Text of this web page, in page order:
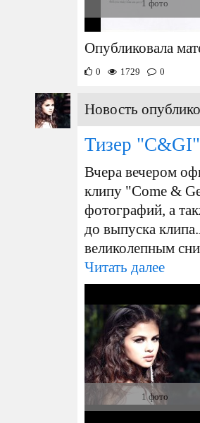
1 фото
Опубликовала
0 1729 0
Новость
Тизер
Вчера вечером
клипу "Come &
фотографий, а
до выпуска
великолепным
Читать далее
1 фото